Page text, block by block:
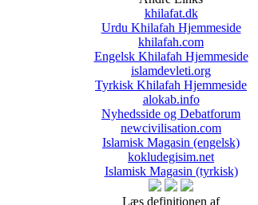
khilafat.dk
Urdu Khilafah Hjemmeside
khilafah.com
Engelsk Khilafah Hjemmeside
islamdevleti.org
Tyrkisk Khilafah Hjemmeside
alokab.info
Nyhedsside og Debatforum
newcivilisation.com
Islamisk Magasin (engelsk)
kokludegisim.net
Islamisk Magasin (tyrkisk)
Læs definitionen af